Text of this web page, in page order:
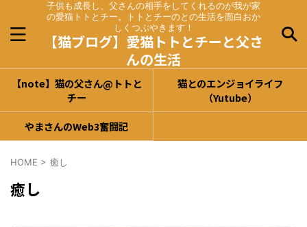
子供も成長し、父さんの相手をしてくれるのが我が家
の愛猫トトとチー。トトとチーのとの生活を面白おか
しくつぶやきます！
【猫ブログ】愛猫トトとチーと父さ
んの生活
【note】猫の父さん@トトと
チー
猫とのエンジョイライフ
（Yutube）
やまさんのWeb3奮闘記
HOME > 癒し
癒し